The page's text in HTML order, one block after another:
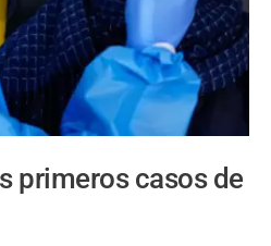
primeros casos de